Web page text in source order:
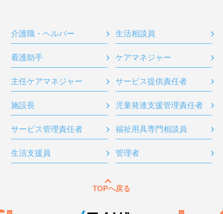
介護職・ヘルパー 生活相談員
看護助手 ケアマネジャー
主任ケアマネジャー サービス提供責任者
施設長 児童発達支援管理責任者
サービス管理責任者 福祉用具専門相談員
生活支援員 管理者
TOPへ戻る